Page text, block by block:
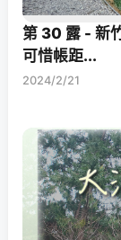
第 30 露 - 新
可惜帳距...
2024/2/21